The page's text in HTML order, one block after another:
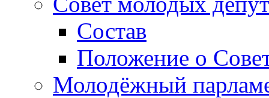
Состав
Положение о
Молодёжный